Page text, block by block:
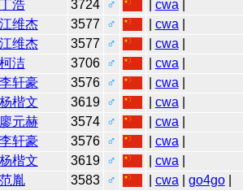
丁浩 3724 ♂ cwa
江维杰 3577 ♂ cwa
江维杰 3577 ♂ cwa
柯洁 3706 ♂ cwa
李轩豪 3576 ♂ cwa
杨楷文 3619 ♂ cwa
廖元赫 3574 ♂ cwa
李轩豪 3576 ♂ cwa
杨楷文 3619 ♂ cwa
范胤 3583 ♂ cwa go4go|